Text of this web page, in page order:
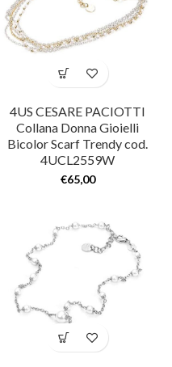
4US CESARE PACIOTTI
Collana Donna Gioielli
Bicolor Scarf Trendy cod.
4UCL2559W
€65,00